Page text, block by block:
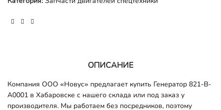
ОПИСАНИЕ
Компания ООО «Новус» предлагает купить Генератор 821-В-
А0001 в Хабаровске с нашего склада или под заказ у
производителя. Мы работаем без посредников, поэтому